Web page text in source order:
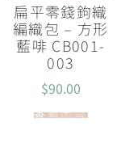
扁平零錢鉤織
編織包 – 方形
藍啡 CB001-
003
$90.00
查看內容